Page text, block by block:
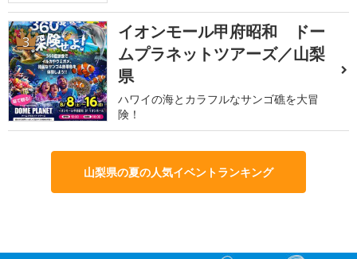
3
イオンモール甲府昭和 ドー
ムプラネットツアーズ／山梨
県
ハワイの海とカラフルなサンゴ礁を大冒
険！
山梨県の夏の人気イベントランキング